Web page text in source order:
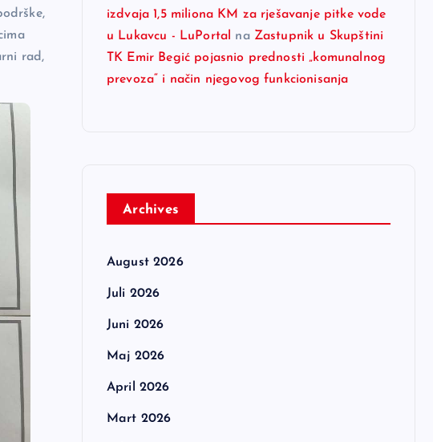
rad,
izdvaja 1,5 miliona KM za rješavanje pitke vode
u Lukavcu - LuPortal
na Zastupnik u Skupštini
TK Emir Begić pojasnio prednosti „komunalnog
prevoza“ i način njegovog funkcionisanja
Archives
August 2026
Juli 2026
Juni 2026
Maj 2026
April 2026
Mart 2026